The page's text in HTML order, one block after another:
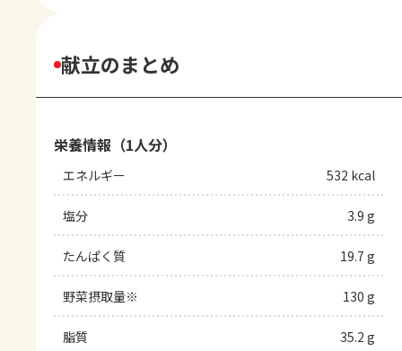
献立のまとめ
栄養情報（1人分）
エネルギー 532 kcal
塩分 3.9 g
たんぱく質 19.7 g
野菜摂取量※ 130 g
脂質 35.2 g